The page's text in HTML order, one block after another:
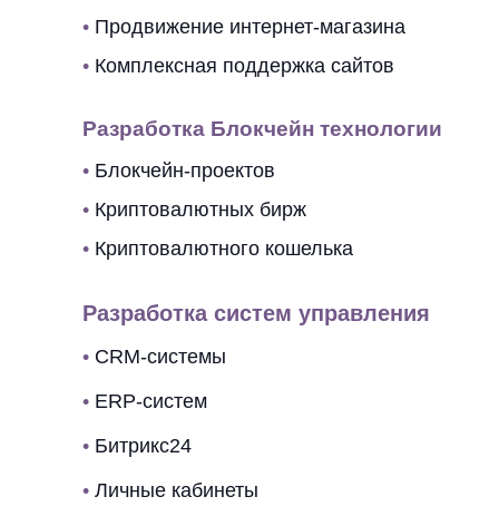
• Битрикс24
• Личные кабинеты
• CRM-системы
• ERP-систем
Разработка систем управления
Разработка Блокчейн технологии
• Блокчейн-проектов
• Криптовалютных бирж
• Криптовалютного кошелька
• Продвижение интернет-магазина
• Комплексная поддержка сайтов